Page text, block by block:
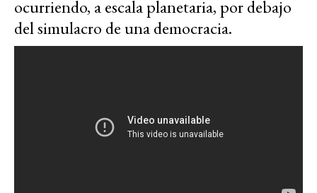
ocurriendo, a escala planetaria, por debajo
del simulacro de una democracia.